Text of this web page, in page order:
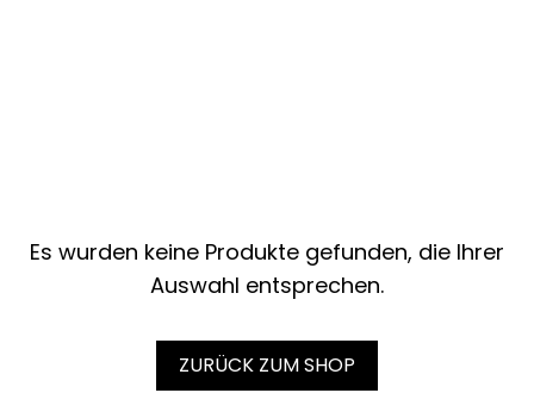
Es wurden keine Produkte gefunden, die Ihrer
Auswahl entsprechen.
ZURÜCK ZUM SHOP